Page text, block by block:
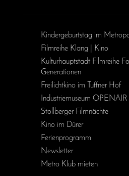
Kinder­geburts­tag im
Filmreihe Klang | Kino
Kulturhauptstadt Filmreihe
Generationen
Freilichtkino im Tuffner Hof
Industriemuseum OPENAIR
Stollberger Filmnächte
Kino im Dürer
Ferienprogramm
Newsletter
Metro Klub mieten